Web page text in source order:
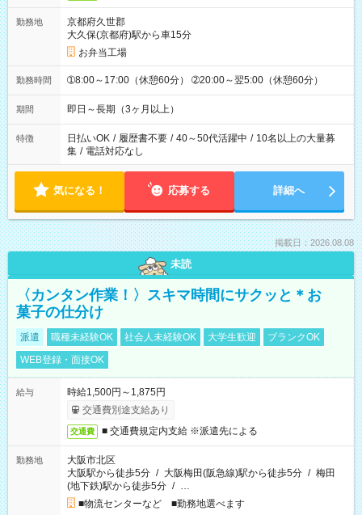
勤務地
京都府久世郡
大久保(京都府)駅から車15分
お弁当工場
勤務時間 ➀8:00～17:00（休憩60分） ➁20:00～翌5:00（休憩60分）
期間 即日～長期（3ヶ月以上）
特徴 日払いOK / 履歴書不要 / 40～50代活躍中 / 10名以上の大量募
集 / 電話対応なし
気になる！ 応募する 詳細へ
掲載日：2026.08.08
未読
〈カンタン作業！〉スキマ時間にサクッと＊お
菓子の仕分け
派遣 職種未経験OK 社会人未経験OK 大学生歓迎
ブランクOK
WEB登録・面接OK
給与
時給1,500円～1,875円
交通費別途支給あり
交通費 ■ 交通費規定内支給 ※派遣先による
勤務地
大阪市北区
大阪駅から徒歩5分 / 大阪梅田(阪急線)駅から徒歩5分 / 梅田
(地下鉄)駅から徒歩5分 / …
■物流センターなど ■勤務地選べます